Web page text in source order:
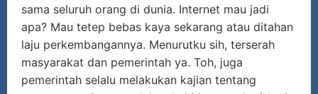
sama seluruh orang di dunia. Internet mau jadi
apa? Mau tetep bebas kaya sekarang atau ditahan
laju perkembangannya. Menurutku sih, terserah
masyarakat dan pemerintah ya. Toh, juga
pemerintah selalu melakukan kajian tentang